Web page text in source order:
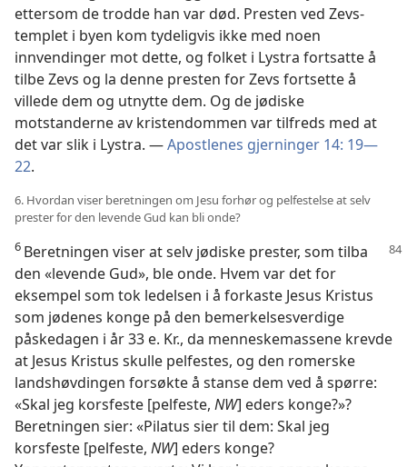
ettersom de trodde han var død. Presten ved Zevs-
templet i byen kom tydeligvis ikke med noen
innvendinger mot dette, og folket i Lystra fortsatte å
tilbe Zevs og la denne presten for Zevs fortsette å
villede dem og utnytte dem. Og de jødiske
motstanderne av kristendommen var tilfreds med at
det var slik i Lystra. —Apostlenes gjerninger 14: 19—
22.
6. Hvordan viser beretningen om Jesu forhør og pelfestelse at selv
prester for den levende Gud kan bli onde?
6 Beretningen viser at selv jødiske prester, som tilba
den «levende Gud», ble onde. Hvem var det for
eksempel som tok ledelsen i å forkaste Jesus Kristus
som jødenes konge på den bemerkelsesverdige
påskedagen i år 33 e. Kr., da menneskemassene krevde
at Jesus Kristus skulle pelfestes, og den romerske
landshøvdingen forsøkte å stanse dem ved å spørre:
«Skal jeg korsfeste [pelfeste, NW] eders konge?»?
Beretningen sier: «Pilatus sier til dem: Skal jeg
korsfeste [pelfeste, NW] eders konge?